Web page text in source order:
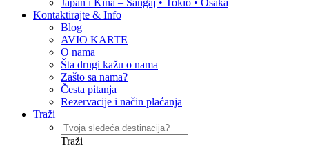
Japan i Kina – Šangaj • Tokio • Osaka
Kontaktirajte & Info
Blog
AVIO KARTE
O nama
Šta drugi kažu o nama
Zašto sa nama?
Česta pitanja
Rezervacije i način plaćanja
Traži
Traži